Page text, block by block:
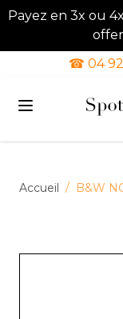
Payez en 3x ou
☎ 04 92
Accueil / B&W